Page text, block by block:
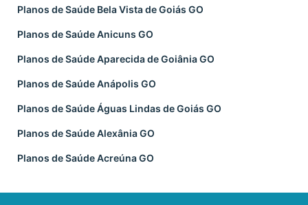
Planos de Saúde Bela Vista de Goiás GO
Planos de Saúde Anicuns GO
Planos de Saúde Aparecida de Goiânia GO
Planos de Saúde Anápolis GO
Planos de Saúde Águas Lindas de Goiás GO
Planos de Saúde Alexânia GO
Planos de Saúde Acreúna GO